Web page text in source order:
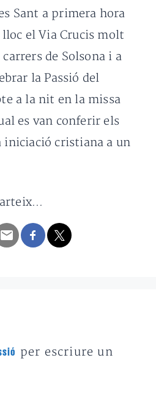
Sant a primera hora
el Via Crucis molt
de Solsona i a
la Passió del
a la nit en la missa
es van conferir els
iniciació cristiana a un
per escriure un